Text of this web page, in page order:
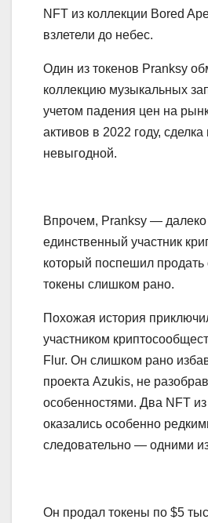
NFT из коллекции Bored
взлетели до небес.
Один из токенов Pranksy
коллекцию музыкальных
учетом падения цен на
активов в 2022 году,
невыгодной.
Впрочем, Pranksy —
единственный участник
который поспешил продать
токены слишком рано.
Похожая история
участником
Flur. Он слишком рано
проекта Azukis, не
особенностями. Два NFT из
оказались особенно
следовательно — одними
Он продал токены по $5